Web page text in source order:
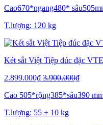
Cao670*ngang480*
T.lượng: 120 kg
Két sắt Việt Tiệp đúc đặc
2.899.000₫ 3.900.000₫
Cao 505*rộng385*sâu390
T.lượng: 55 ± 10 kg